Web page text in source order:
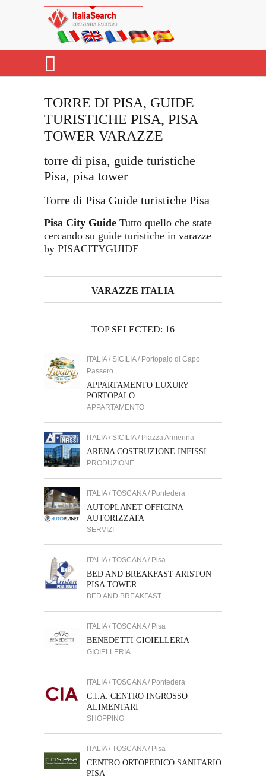
TORRE DI PISA, GUIDE
TURISTICHE PISA, PISA
TOWER VARAZZE
torre di pisa, guide turistiche
Pisa, pisa tower
Torre di Pisa Guide turistiche Pisa
Pisa City Guide Tutto quello che state
cercando su guide turistiche in varazze
by PISACITYGUIDE
VARAZZE ITALIA
TOP SELECTED: 16
ITALIA / SICILIA / Portopalo di Capo
Passero
APPARTAMENTO LUXURY
PORTOPALO
APPARTAMENTO
ITALIA / SICILIA / Piazza Armerina
ARENA COSTRUZIONE INFISSI
PRODUZIONE
ITALIA / TOSCANA / Pontedera
AUTOPLANET OFFICINA
AUTORIZZATA
SERVIZI
ITALIA / TOSCANA / Pisa
BED AND BREAKFAST ARISTON
PISA TOWER
BED AND BREAKFAST
ITALIA / TOSCANA / Pisa
BENEDETTI GIOIELLERIA
GIOIELLERIA
ITALIA / TOSCANA / Pontedera
C.I.A. CENTRO INGROSSO
ALIMENTARI
SHOPPING
ITALIA / TOSCANA / Pisa
CENTRO ORTOPEDICO SANITARIO
PISA